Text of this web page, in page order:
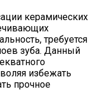
керамических
требуется
зуба. Данный
избежать
прочное